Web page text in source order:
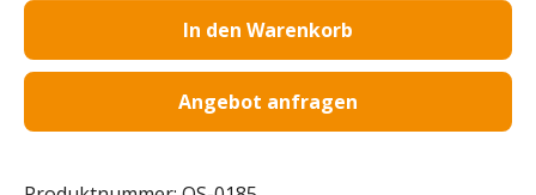
In den Warenkorb
Angebot anfragen